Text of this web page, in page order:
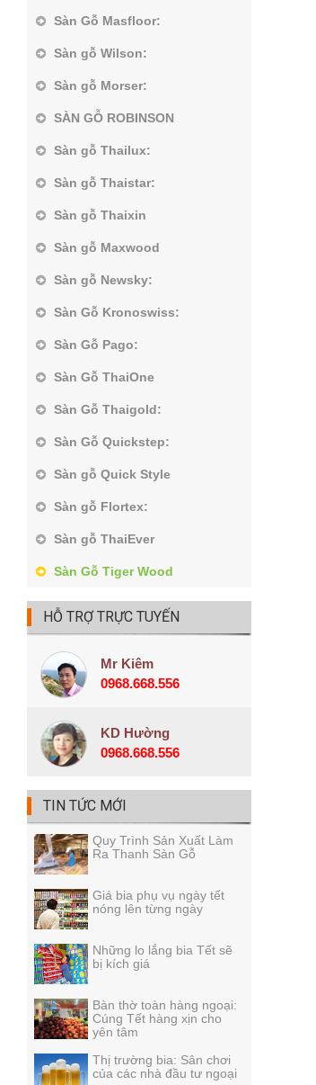
Sàn Gỗ Masfloor:
Sàn gỗ Wilson:
Sàn gỗ Morser:
SÀN GỖ ROBINSON
Sàn gỗ Thailux:
Sàn gỗ Thaistar:
Sàn gỗ Thaixin
Sàn gỗ Maxwood
Sàn gỗ Newsky:
Sàn Gỗ Kronoswiss:
Sàn Gỗ Pago:
Sàn Gỗ ThaiOne
Sàn Gỗ Thaigold:
Sàn Gỗ Quickstep:
Sàn gỗ Quick Style
Sàn gỗ Flortex:
Sàn gỗ ThaiEver
Sàn Gỗ Tiger Wood
HỖ TRỢ TRỰC TUYẾN
Mr Kiêm
0968.668.556
KD Hường
0968.668.556
TIN TỨC MỚI
Quy Trình Sản Xuất Làm
Ra Thanh Sàn Gỗ
Giá bia phụ vụ ngày tết
nóng lên từng ngày
Những lo lắng bia Tết sẽ
bị kích giá
Bàn thờ toàn hàng ngoại:
Cúng Tết hàng xịn cho
yên tâm
Thị trường bia: Sân chơi
của các nhà đầu tư ngoại